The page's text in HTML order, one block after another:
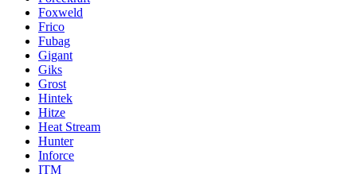
Foxweld
Frico
Fubag
Gigant
Giks
Grost
Hintek
Hitze
Heat Stream
Hunter
Inforce
ITM